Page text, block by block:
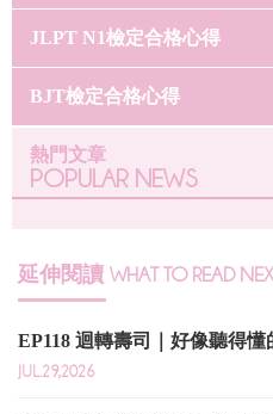
JLPT N1檢定合格心得
BJT檢定合格心得
熱門文章
POPULAR NEWS
延伸閱讀 WHAT TO READ
EP118 迴轉壽司｜好像聽得
JUL.29,2026